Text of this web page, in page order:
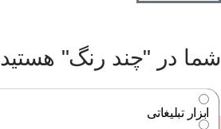
شما در "چند رنگ" هستید
ابزار تبلیغاتی